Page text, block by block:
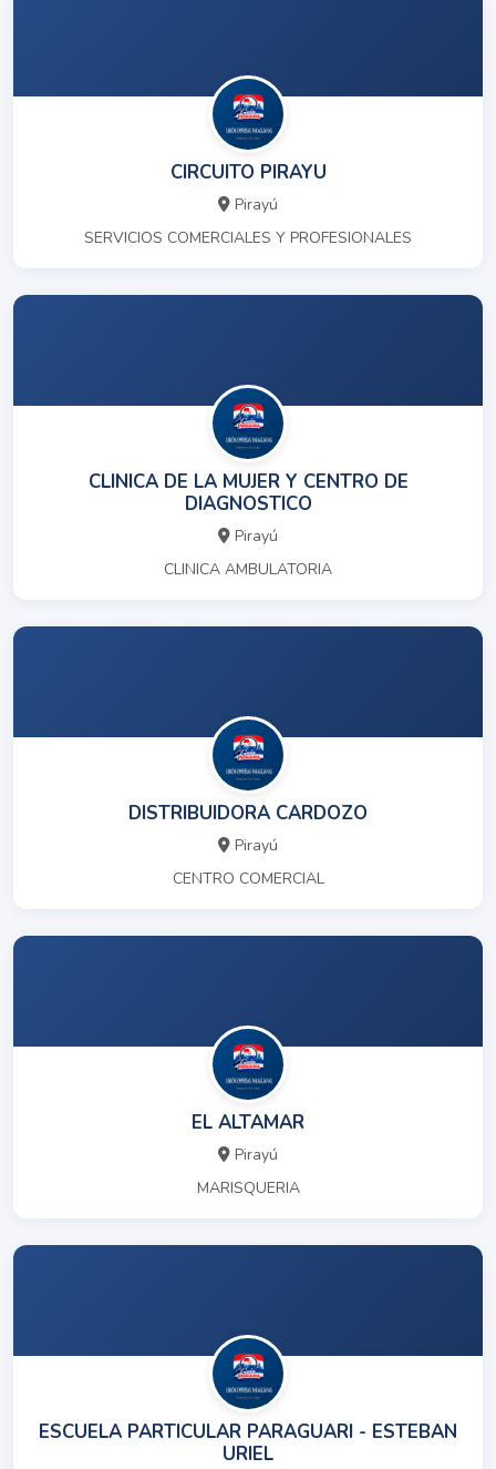
CIRCUITO PIRAYU
Pirayú
SERVICIOS COMERCIALES Y PROFESIONALES
CLINICA DE LA MUJER Y CENTRO DE
DIAGNOSTICO
Pirayú
CLINICA AMBULATORIA
DISTRIBUIDORA CARDOZO
Pirayú
CENTRO COMERCIAL
EL ALTAMAR
Pirayú
MARISQUERIA
ESCUELA PARTICULAR PARAGUARI - ESTEBAN
URIEL